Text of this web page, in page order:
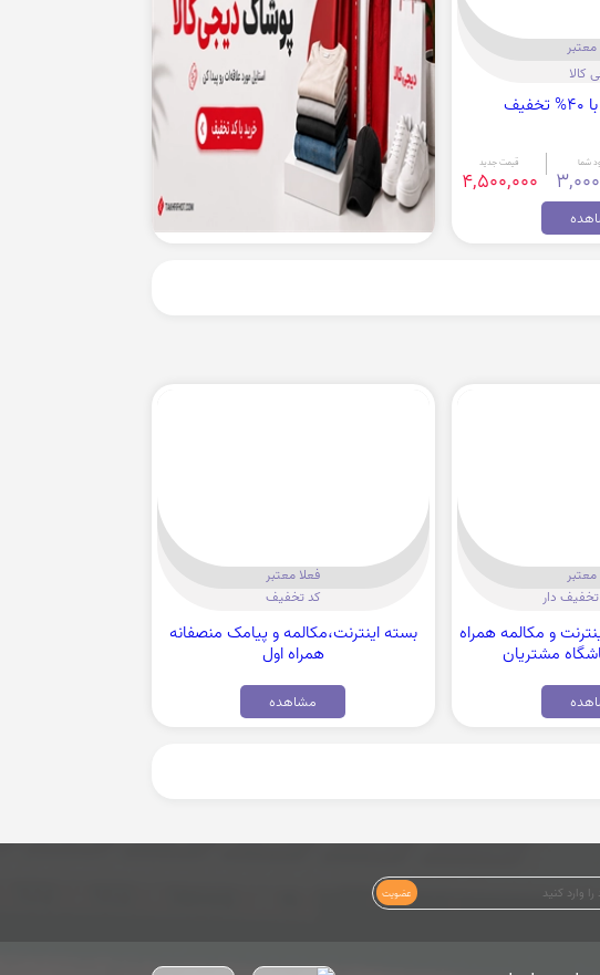
معتبر
کالا
شما قیمت جدید
4,500,000
معتبر
دار
و مکالمه همراه
مشتریان
فعلا معتبر
کد تخفیف
بسته اینترنت،مکالمه و پیامک منصفانه
همراه اول
مشاهده
عضویت